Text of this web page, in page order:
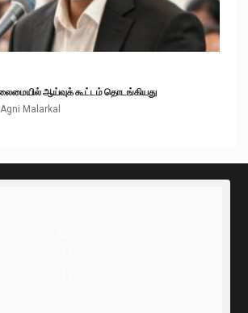
ஆய்வுக் கூட்டம் தொடங்கியது
Agni Malarkal